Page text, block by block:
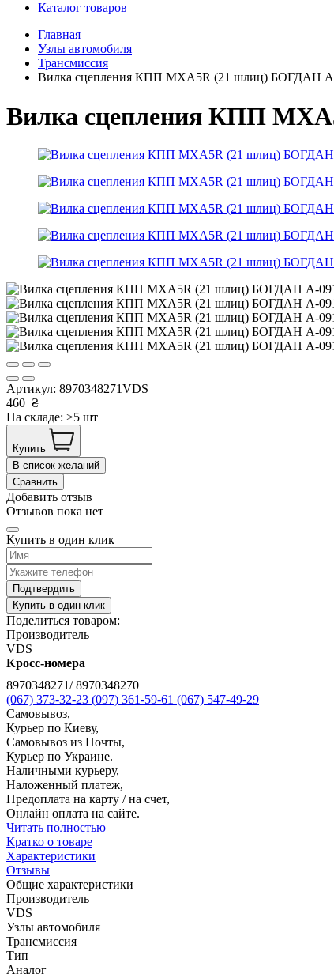
Каталог товаров
Главная
Узлы автомобиля
Трансмиссия
Вилка сцепления КПП MXA5R (21 шлиц) БОГДАН
Вилка сцепления КПП
Артикул: 8970348271VDS
460 ₴
На складе: >5 шт
Купить
В список желаний
Сравнить
Добавить отзыв
Отзывов пока нет
Купить в один клик
Подтвердить
Купить в один клик
Поделиться товаром:
Производитель
VDS
Кросс-номера
8970348271/ 8970348270
(067) 373-32-23 (097) 361-59-61 (067) 547-49-29
Самовывоз,
Курьер по Киеву,
Самовывоз из Почты,
Курьер по Украине.
Наличными курьеру,
Наложенный платеж,
Предоплата на карту / на счет,
Онлайн оплата на сайте.
Читать полностью
Кратко о товаре
Характеристики
Отзывы
Общие характеристики
Производитель
VDS
Узлы автомобиля
Трансмиссия
Тип
Аналог